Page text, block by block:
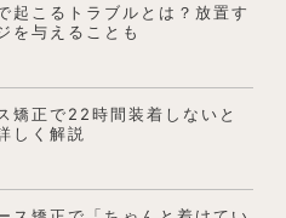
起こるトラブルとは？放置す
を与えることも
矯正で22時間装着しないと
しく解説